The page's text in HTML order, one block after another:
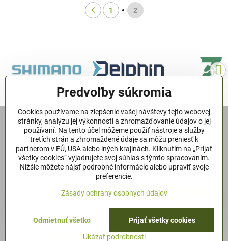
1 2
Newsletter
Odoberať naše novinky:
Chcem sa prihlásiť k odberu noviniek e-mailom podmienky
ochrany os.údajov.
Predvoľby súkromia
Cookies používame na zlepšenie vašej návštevy tejto webovej
stránky, analýzu jej výkonnosti a zhromažďovanie údajov o jej
používaní. Na tento účel môžeme použiť nástroje a služby
tretích strán a zhromaždené údaje sa môžu preniesť k
partnerom v EÚ, USA alebo iných krajinách. Kliknutím na „Prijať
všetky cookies“ vyjadrujete svoj súhlas s týmto spracovaním.
Nižšie môžete nájsť podrobné informácie alebo upraviť svoje
preferencie.
Zásady ochrany osobných údajov
Ukázať podrobnosti
Prijať všetky cookies
Odmietnuť všetko